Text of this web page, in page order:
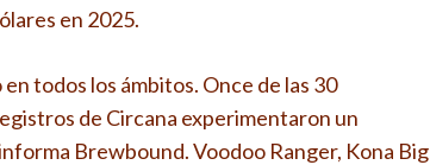
en 2025.
todos los ámbitos. Once de las 30
de Circana experimentaron un
Brewbound. Voodoo Ranger, Kona Big